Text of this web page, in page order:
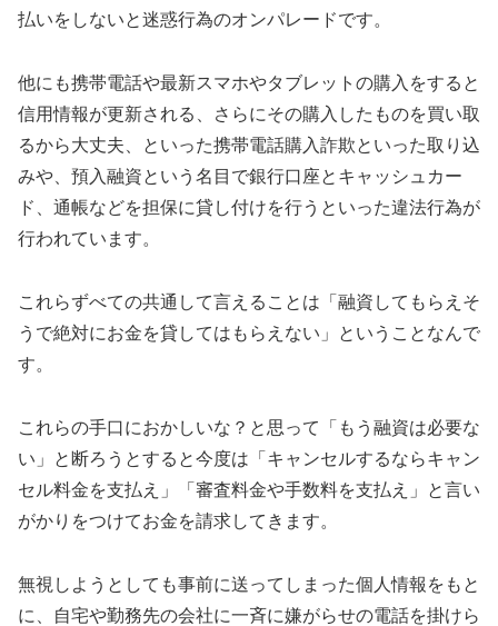
払いをしないと迷惑行為のオンパレードです。
他にも携帯電話や最新スマホやタブレットの購入をすると
信用情報が更新される、さらにその購入したものを買い取
るから大丈夫、といった携帯電話購入詐欺といった取り込
みや、預入融資という名目で銀行口座とキャッシュカー
ド、通帳などを担保に貸し付けを行うといった違法行為が
行われています。
これらずべての共通して言えることは「融資してもらえそ
うで絶対にお金を貸してはもらえない」ということなんで
す。
これらの手口におかしいな？と思って「もう融資は必要な
い」と断ろうとすると今度は「キャンセルするならキャン
セル料金を支払え」「審査料金や手数料を支払え」と言い
がかりをつけてお金を請求してきます。
無視しようとしても事前に送ってしまった個人情報をもと
に、自宅や勤務先の会社に一斉に嫌がらせの電話を掛けら